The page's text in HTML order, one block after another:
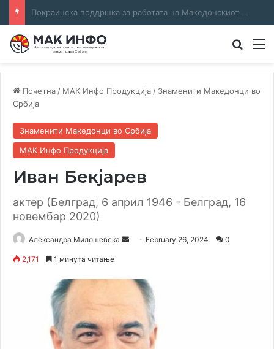
Почетна / МАК Инфо Продукција / Знаменити Македонци во
Србија
Знаменити Македонци во Србија
МАК Инфо Продукција
Иван Бекјарев
актер (Белград, 6 април 1946 - Белград, 16
новембар 2020)
Александра Милошевска
Send February 26, 2024 0
2,171 1 минута читање